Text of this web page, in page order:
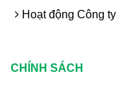
Hoạt động Công ty
CHÍNH SÁCH